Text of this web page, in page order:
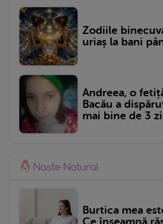
Zodiile
uriaș la bani
Andreea, o
Bacău a
mai bine de 3
Burtica mea
Ce înseamnă